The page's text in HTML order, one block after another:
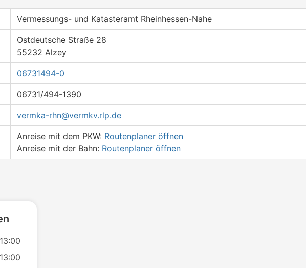
Vermessungs- und Katasteramt Rheinhessen-Nahe
Ostdeutsche Straße 28
55232 Alzey
06731494-0
06731/494-1390
vermka-rhn@vermkv.rlp.de
Anreise mit dem PKW: Routenplaner öffnen
Anreise mit der Bahn: Routenplaner öffnen